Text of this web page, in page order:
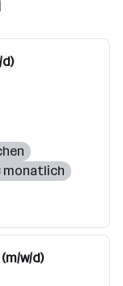
monatlich
w/d)